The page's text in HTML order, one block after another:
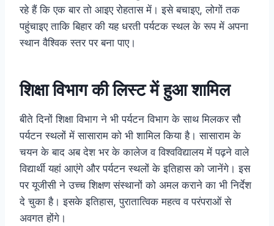
रहे हैं कि एक बार तो आइए रोहतास में। इसे बचाइए, लोगों तक
पहुंचाइए ताकि बिहार की यह धरती पर्यटक स्थल के रूप में अपना
स्थान वैश्विक स्तर पर बना पाए।
शिक्षा विभाग की लिस्ट में हुआ शामिल
बीते दिनों शिक्षा विभाग ने भी पर्यटन विभाग के साथ मिलकर सौ
पर्यटन स्थलों में सासाराम को भी शामिल किया है। सासाराम के
चयन के बाद अब देश भर के कालेज व विश्वविद्यालय में पढ़ने वाले
विद्यार्थी यहां आएंगे और पर्यटन स्थलों के इतिहास को जानेंगे। इस
पर यूजीसी ने उच्च शिक्षण संस्थानों को अमल कराने का भी निर्देश
दे चुका है। इसके इतिहास, पुरातात्विक महत्व व परंपराओं से
अवगत होंगे।